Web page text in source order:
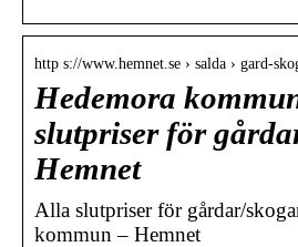
http s://www.hemnet.se › salda › gard-
Hedemora
slutpriser för
Hemnet
Alla slutpriser för gårdar/
kommun – Hemnet